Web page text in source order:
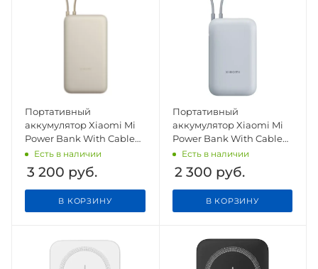
Портативный
аккумулятор Xiaomi Mi
Power Bank With Cable
USB-C 20000 mAh
PB2030MI Beige
Есть в наличии
3 200 руб.
В КОРЗИНУ
Портативный
аккумулятор Xiaomi Mi
Power Bank With Cable
USB-C 10000mAh Pocket
Version P15ZM Blue
Есть в наличии
2 300 руб.
В КОРЗИНУ